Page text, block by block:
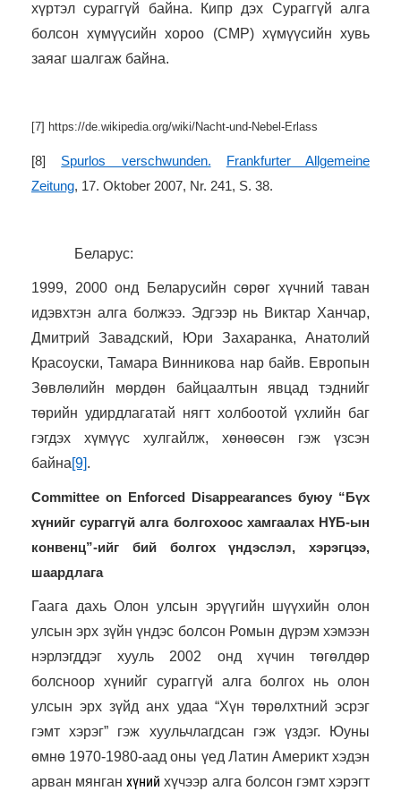
хүртэл сураггүй байна. Кипр дэх Сураггүй алга
болсон хүмүүсийн хороо (CMP) хүмүүсийн хувь
заяаг шалгаж байна.
[7] https://de.wikipedia.org/wiki/Nacht-und-Nebel-Erlass
[8] Spurlos verschwunden.
Frankfurter Allgemeine
Zeitung, 17. Oktober 2007, Nr. 241, S. 38.
Беларус:
1999, 2000 онд Беларусийн сөрөг хүчний таван
идэвхтэн алга болжээ. Эдгээр нь Виктар Ханчар,
Дмитрий Завадский, Юри Захаранка, Анатолий
Красоуски, Тамара Винникова нар байв. Европын
Зөвлөлийн мөрдөн байцаалтын явцад тэднийг
төрийн удирдлагатай нягт холбоотой үхлийн баг
гэгдэх хүмүүс хулгайлж, хөнөөсөн гэж үзсэн
байна[9].
Committee on Enforced Disappearances буюу “Бүх
хүнийг сураггүй алга болгохоос хамгаалах НҮБ-ын
конвенц”-ийг бий болгох үндэслэл, хэрэгцээ,
шаардлага
Гаага дахь Олон улсын эрүүгийн шүүхийн олон
улсын эрх зүйн үндэс болсон Ромын дүрэм хэмээн
нэрлэгддэг хууль 2002 онд хүчин төгөлдөр
болсноор хүнийг сураггүй алга болгох нь олон
улсын эрх зүйд анх удаа “Хүн төрөлхтний эсрэг
гэмт хэрэг” гэж хуульчлагдсан гэж үздэг. Юуны
өмнө 1970-1980-аад оны үед Латин Америкт хэдэн
арван мянганхүний​​хүчээр алга болсон гэмт хэрэгт